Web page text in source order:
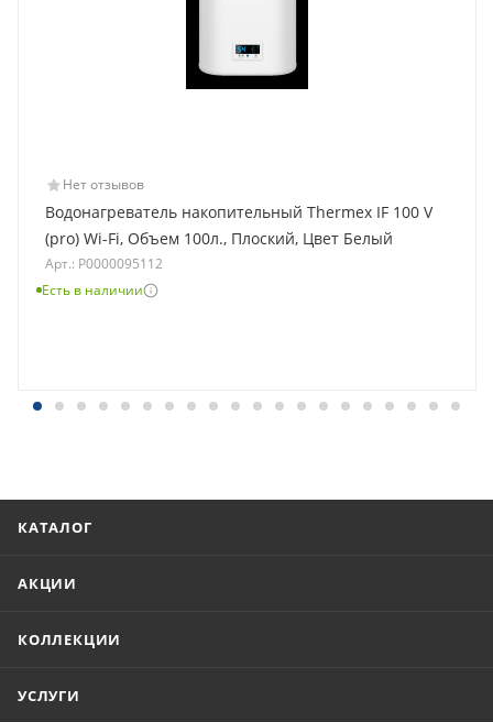
Нет отзывов
Водонагреватель накопительный Thermex IF 100 V
(pro) Wi-Fi, Объем 100л., Плоский, Цвет Белый
Арт.: Р0000095112
Есть в наличии
КАТАЛОГ
АКЦИИ
КОЛЛЕКЦИИ
УСЛУГИ